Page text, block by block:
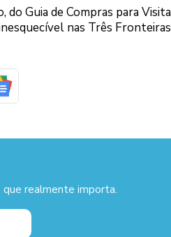
Guia de Compras para
nas Três
realmente importa.